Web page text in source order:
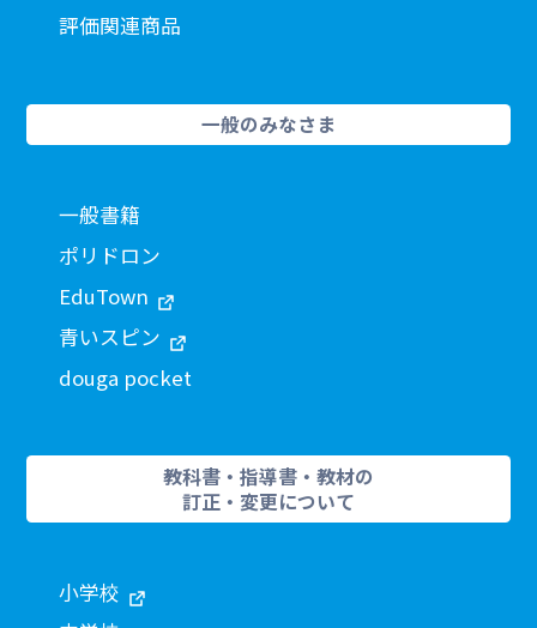
評価関連商品
一般のみなさま
一般書籍
ポリドロン
EduTown
青いスピン
douga pocket
教科書・指導書・教材の
訂正・変更について
小学校